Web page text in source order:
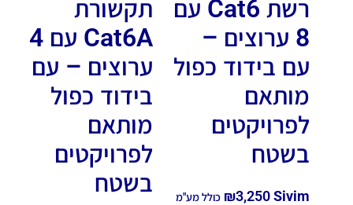
רשת Cat6 עם
8 ערוצים –
עם בידוד כפול
מותאם
לפרויקטים
בשטח
Sivim
₪3,250 כולל מע"מ
תקשורת
Cat6A עם 4
ערוצים – עם
בידוד כפול
מותאם
לפרויקטים
בשטח